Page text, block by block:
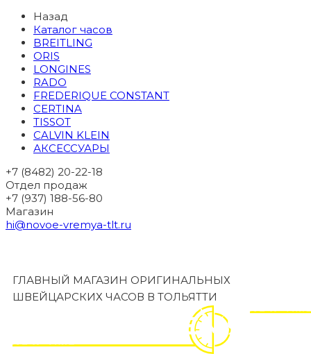
Назад
Каталог часов
BREITLING
ORIS
LONGINES
RADO
FREDERIQUE CONSTANT
CERTINA
TISSOT
CALVIN KLEIN
АКСЕССУАРЫ
+7 (8482) 20-22-18
Отдел продаж
+7 (937) 188-56-80
Магазин
hi@novoe-vremya-tlt.ru
ГЛАВНЫЙ МАГАЗИН ОРИГИНАЛЬНЫХ
ШВЕЙЦАРСКИХ ЧАСОВ В ТОЛЬЯТТИ